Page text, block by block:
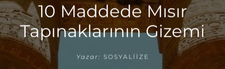
10 Maddede Mısır
Tapınaklarının Gizemi
Yazar: SOSYALIIZE